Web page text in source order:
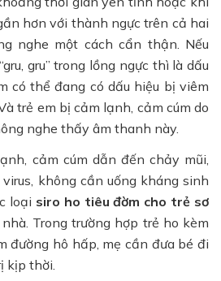
hơn với thành ngực trên cả hai
nghe một cách cẩn thận. Nếu
gru” trong lồng ngực thì là dấu
có thể đang có dấu hiệu bị viêm
trẻ em bị cảm lạnh, cảm cúm do
nghe thấy âm thanh này.
cảm cúm dẫn đến chảy mũi,
không cần uống kháng sinh
loại siro ho tiêu đờm cho trẻ sơ
Trong trường hợp trẻ ho kèm
đường hô hấp, mẹ cần đưa bé đi
kịp thời.